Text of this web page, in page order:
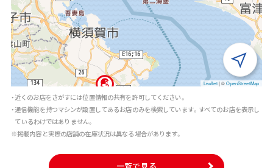
Leaflet |©OpenStreetMap
・近くのお店をさがすには位置情報の共有を許可してください。
・通信機能を持つマシンが設置してあるお店のみを検索しています。すべてのお店を表示し
ているわけではありません。
※掲載内容と実際の店舗の在庫状況は異なる場合があります。